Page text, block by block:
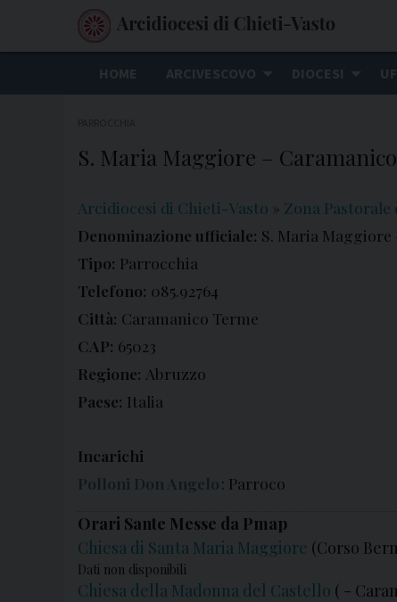
HOME ARCIVESCOVO DIOCESI
S. Maria Maggiore –
Arcidiocesi di Chieti-Vasto » Zona Pastorale
Denominazione ufficiale: S. Maria
Tipo: Parrocchia
Telefono: 085.92764
Città: Caramanico Terme
CAP: 65023
Regione: Abruzzo
Paese: Italia
Incarichi
Polloni Don Angelo: Parroco
Orari Sante Messe da Pmap
Chiesa di Santa Maria Maggiore (Corso
Dati non disponibili
Chiesa della Madonna del Castello ( -